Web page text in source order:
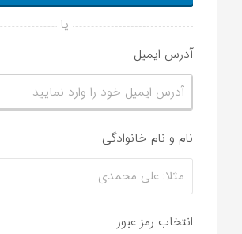
آدرس ایمیل
نام و نام‌ خانوادگی
انتخاب رمز عبور